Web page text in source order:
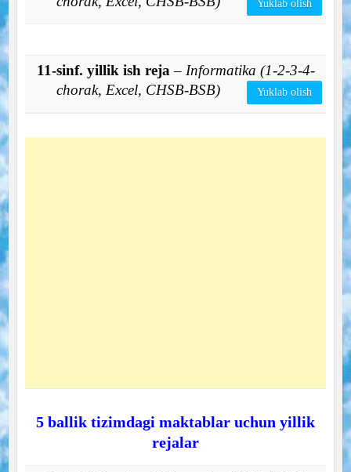
Yuklab olish
11-sinf. yillik ish reja – Informatika (1-2-3-4-
chorak, Excel, CHSB-BSB)
Yuklab olish
5 ballik tizimdagi maktablar uchun yillik
rejalar